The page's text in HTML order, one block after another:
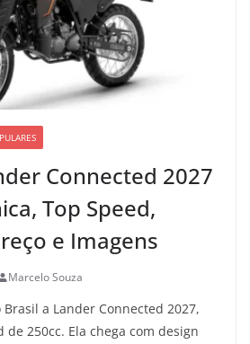
Connected 2027
Top Speed,
e Imagens
Marcelo Souza
a Lander Connected 2027,
250cc. Ela chega com design